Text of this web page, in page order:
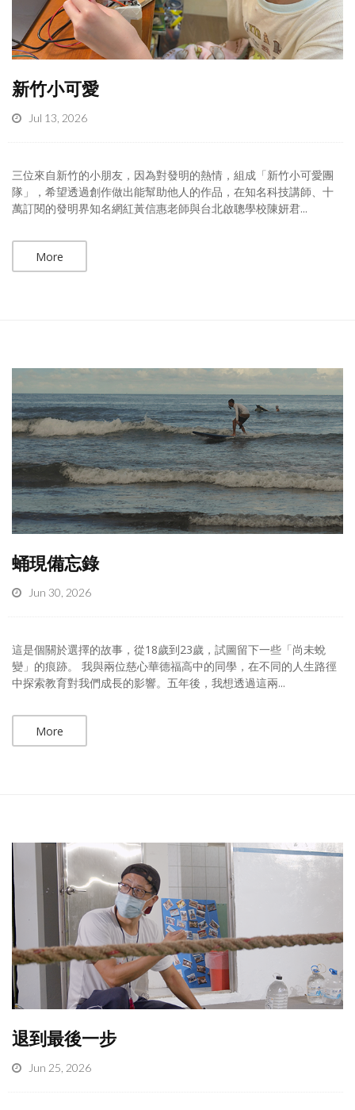
新竹小可愛
Jul 13, 2026
三位來自新竹的小朋友，因為對發明的熱情，組成「新竹小可愛團
隊」，希望透過創作做出能幫助他人的作品，在知名科技講師、十
萬訂閱的發明界知名網紅黃信惠老師與台北啟聰學校陳妍君...
More
蛹現備忘錄
Jun 30, 2026
這是個關於選擇的故事，從18歲到23歲，試圖留下一些「尚未蛻
變」的痕跡。 我與兩位慈心華德福高中的同學，在不同的人生路徑
中探索教育對我們成長的影響。五年後，我想透過這兩...
More
退到最後一步
Jun 25, 2026